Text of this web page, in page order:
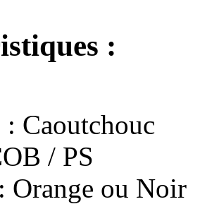
:
: Caoutchouc
/ PS
Orange ou Noir